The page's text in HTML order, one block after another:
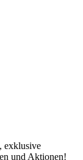
exklusive
und Aktionen!